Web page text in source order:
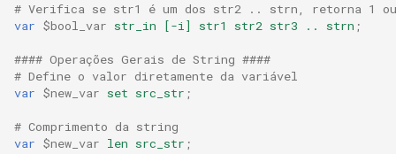
maxminddb
memcached
# Verifica se str1 é um dos str2 .. strn, retorna 1
var $bool_var str_in [-i] str1 str2 str3 .. strn ;
#### Operações Gerais de String ####
# Define o valor diretamente da variável
var $new_var set src_str ;
# Comprimento da string
var $new_var len src_str ;